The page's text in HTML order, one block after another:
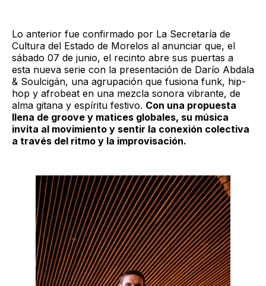
Lo anterior fue confirmado por La Secretaría de
Cultura del Estado de Morelos al anunciar que, el
sábado 07 de junio, el recinto abre sus puertas a
esta nueva serie con la presentación de Darío Abdala
& Soulcigán, una agrupación que fusiona funk, hip-
hop y afrobeat en una mezcla sonora vibrante, de
alma gitana y espíritu festivo. Con una propuesta
llena de groove y matices globales, su música
invita al movimiento y sentir la conexión colectiva
a través del ritmo y la improvisación.